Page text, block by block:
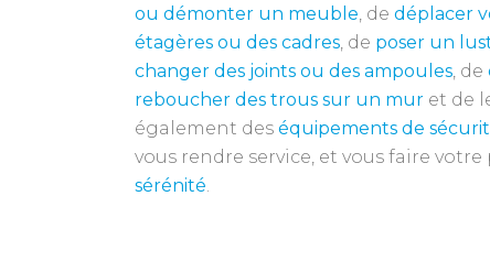
ou démonter un meuble, de déplacer
étagères ou des cadres, de poser un
changer des joints ou des ampoules, de
reboucher des trous sur un mur et de
également des équipements de
vous rendre service, et vous faire
sérénité.